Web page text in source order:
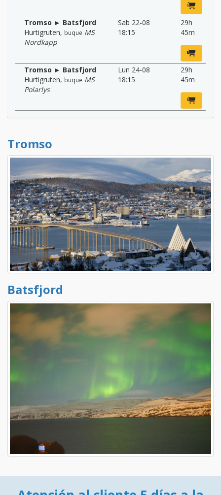
Tromso ► Batsfjord
Hurtigruten, buque MS
Nordkapp
Sab 22-08
18:15
29h
45m
Tromso ► Batsfjord
Hurtigruten, buque MS
Polarlys
Lun 24-08
18:15
29h
45m
Tromso
Batsfjord